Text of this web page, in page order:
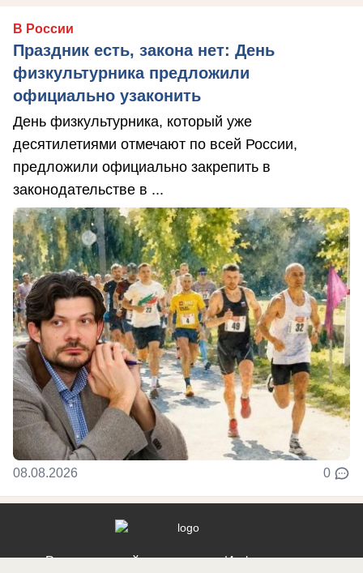
В России
Праздник есть, закона нет: День
физкультурника предложили
официально узаконить
День физкультурника, который уже
десятилетиями отмечают по всей России,
предложили официально закрепить в
законодательстве в ...
08.08.2026 0
Реклама на сайте Информация